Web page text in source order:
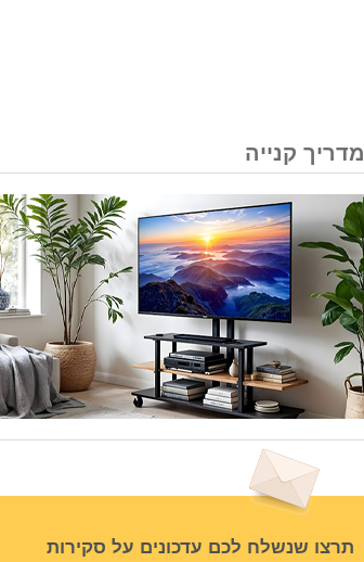
מדריך קנייה
תרצו שנשלח לכם עדכונים על סקירות